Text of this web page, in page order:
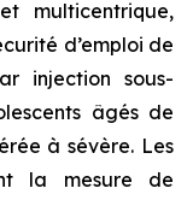
multicentrique,
d’emploi de
injection sous-
âgés de
à sévère. Les
la mesure de